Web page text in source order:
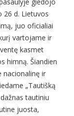
26 d. Lietuvos
juo oficialiai
vartojame ir
kasmet
himną. Šiandien
nacionalinę ir
„Tautišką
tautiniu
juosta,